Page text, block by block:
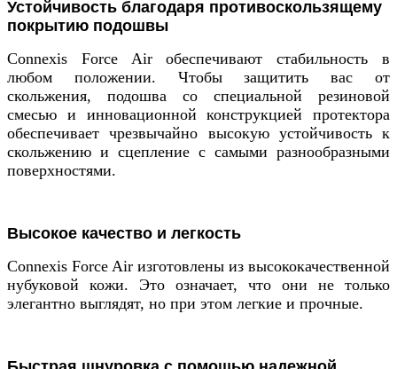
Устойчивость благодаря противоскользящему
покрытию подошвы
Connexis Force Air обеспечивают стабильность в
любом положении. Чтобы защитить вас от
скольжения, подошва со специальной резиновой
смесью и инновационной конструкцией протектора
обеспечивает чрезвычайно высокую устойчивость к
скольжению и сцепление с самыми разнообразными
поверхностями.
Высокое качество и легкость
Connexis Force Air изготовлены из высококачественной
нубуковой кожи. Это означает, что они не только
элегантно выглядят, но при этом легкие и прочные.